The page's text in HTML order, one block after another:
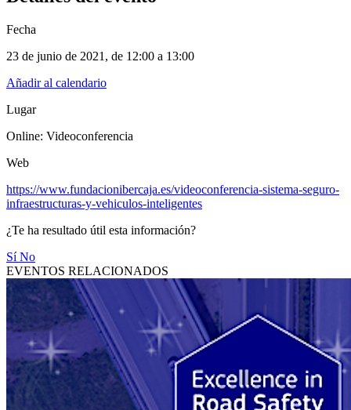
Fecha
23 de junio de 2021 , de 12:00 a 13:00
Añadir al calendario
Lugar
Online: Videoconferencia
Web
https://www.fundacionibercaja.es/videoconferencia-sistema-seguro-
infraestructuras-y-vehiculos-inteligentes
¿Te ha resultado útil esta información?
SíNo
EVENTOS RELACIONADOS